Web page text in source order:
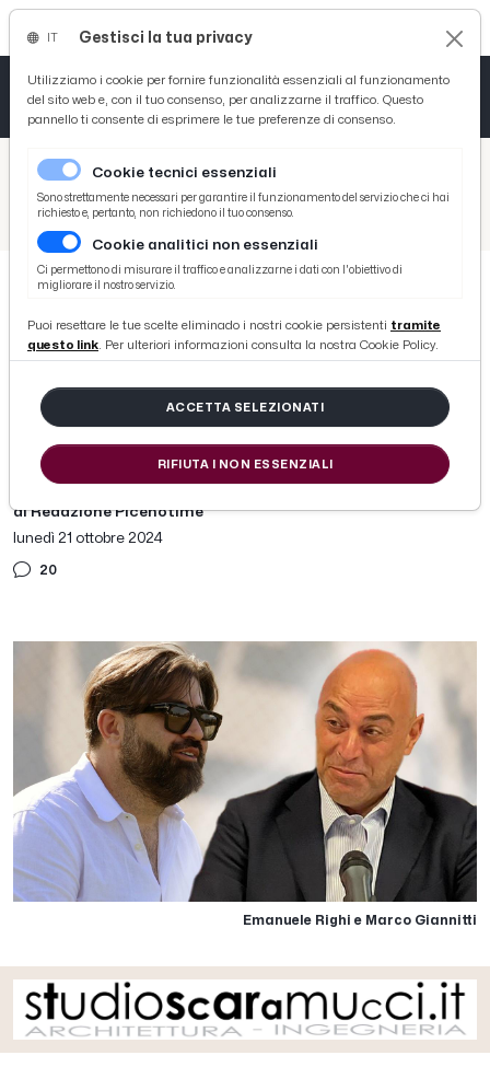
/ Picenotime
/ Ascoli Time
Ascoli Calcio: media punti iniziale dei direttori sportivi dal 2018, Righi il peggiore al pari di Giannitti
Ascoli Calcio: media punti iniziale
dei direttori sportivi dal 2018,
Righi il peggiore al pari di
Giannitti
di Redazione Picenotime
lunedì 21 ottobre 2024
20
Emanuele Righi e Marco Giannitti
Gestisci la tua privacy
Utilizziamo i cookie per fornire funzionalità essenziali al funzionamento
del sito web e, con il tuo consenso, per analizzarne il traffico. Questo
pannello ti consente di esprimere le tue preferenze di consenso.
Cookie tecnici essenziali
Sono strettamente necessari per garantire il funzionamento del servizio che ci hai
richiesto e, pertanto, non richiedono il tuo consenso.
Cookie analitici non essenziali
Ci permettono di misurare il traffico e analizzarne i dati con l'obiettivo di
migliorare il nostro servizio.
Puoi resettare le tue scelte eliminado i nostri cookie persistenti tramite
questo link. Per ulteriori informazioni consulta la nostra Cookie Policy.
ACCETTA SELEZIONATI
RIFIUTA I NON ESSENZIALI
Tutto News
Tutto Sport
Basket
Ciclismo
Tutto Curiosità